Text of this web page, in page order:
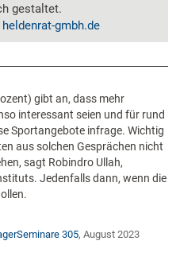
gestaltet.
gmbh.de
gibt an, dass mehr
interessant seien und für rund
Sportangebote infrage. Wichtig
aus solchen Gesprächen nicht
sagt Robindro Ullah,
Jedenfalls dann, wenn die
305, August 2023